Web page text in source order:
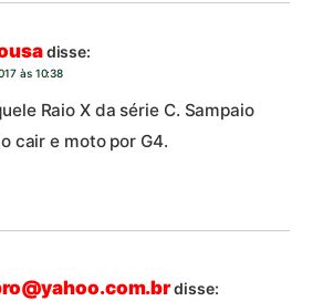
disse:
às 10:38
Raio X da série C. Sampaio
cair e moto por G4.
disse: